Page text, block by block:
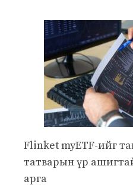
Flinket myETF-ийг
татварын үр
арга